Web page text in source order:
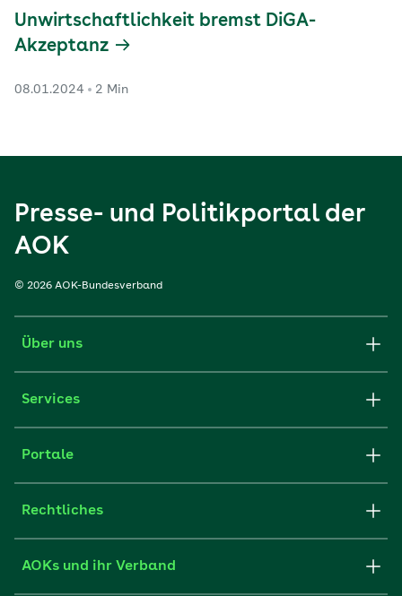
Unwirtschaftlichkeit bremst DiGA-
Akzeptanz
08.01.2024 2 Min
Presse- und Politikportal der
AOK
© 2026 AOK-Bundesverband
Über uns
Services
Portale
Rechtliches
AOKs und ihr Verband